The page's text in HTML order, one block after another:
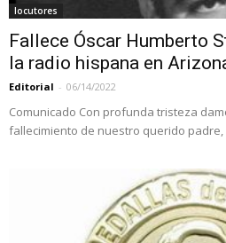
locutores
Fallece Óscar Humberto
la radio hispana en
Editorial - 06/14/2022
Comunicado Con profunda tristeza
fallecimiento de nuestro querido padre,